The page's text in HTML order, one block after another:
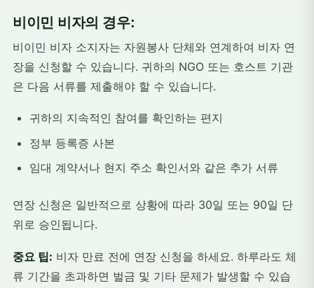
비이민 비자의 경우:
비이민 비자 소지자는 자원봉사 단체와 연계하여 비자 연
장을 신청할 수 있습니다. 귀하의 NGO 또는 호스트 기관
은 다음 서류를 제출해야 할 수 있습니다.
귀하의 지속적인 참여를 확인하는 편지
정부 등록증 사본
임대 계약서나 현지 주소 확인서와 같은 추가 서류
연장 신청은 일반적으로 상황에 따라 30일 또는 90일 단
위로 승인됩니다.
중요 팁: 비자 만료 전에 연장 신청을 하세요. 하루라도 체
류 기간을 초과하면 벌금 및 기타 문제가 발생할 수 있습